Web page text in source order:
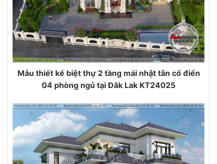
Mẫu thiết kế biệt thự 2 tầng mái nhật tân cổ điển
04 phòng ngủ tại Đăk Lak KT24025